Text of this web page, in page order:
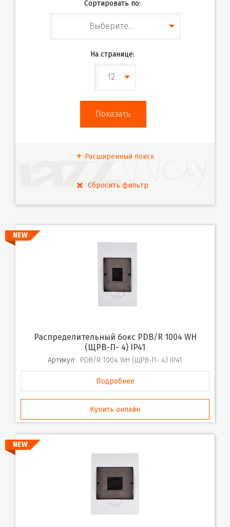
Сортировать по:
Выберите...
На странице:
12
Расширенный поиск
NEW
Распределительный бокс PDB/R 1004 WH
(ЩРВ-П- 4) IP41
Артикул: PDB/R 1004 WH (ЩРВ-П- 4) IP41
Подробнее
Купить онлайн
NEW